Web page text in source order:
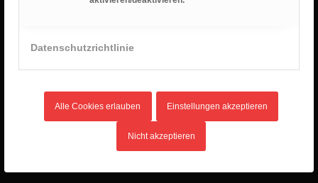
Datenschutzrichtlinie
Alle Cookies erlauben Einstellungen akzeptieren
Nicht akzeptieren
RANGER BLOG
14. Mai 2025 - 12:03
Eurocamp in Ungarn